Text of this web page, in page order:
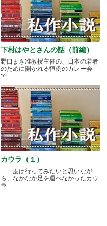
下村はやとさんの話（前編）
野口まさ准教授主催の、日本の若者
のために開かれる恒例のカレー会
で.....
カウラ（１）
一度は行ってみたいと思いなが
ら、なかなか足を運べなかったカウ
ラ.....